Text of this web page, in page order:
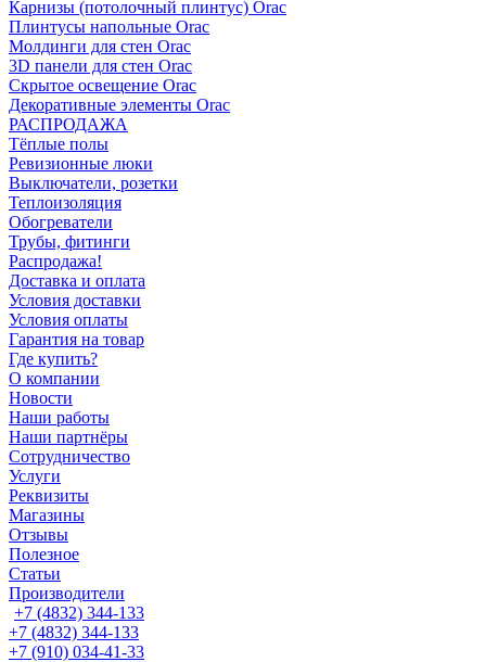
Карнизы (потолочный плинтус) Orac
Плинтусы напольные Orac
Молдинги для стен Orac
3D панели для стен Orac
Скрытое освещение Orac
Декоративные элементы Orac
РАСПРОДАЖА
Тёплые полы
Ревизионные люки
Выключатели, розетки
Теплоизоляция
Обогреватели
Трубы, фитинги
Распродажа!
Доставка и оплата
Условия доставки
Условия оплаты
Гарантия на товар
Где купить?
О компании
Новости
Наши работы
Наши партнёры
Сотрудничество
Услуги
Реквизиты
Магазины
Отзывы
Полезное
Статьи
Производители
+7 (4832) 344-133
+7 (4832) 344-133
+7 (910) 034-41-33